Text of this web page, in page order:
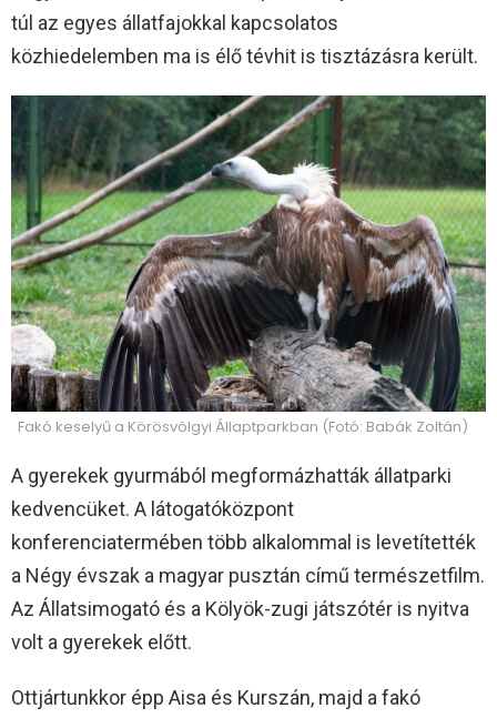
túl az egyes állatfajokkal kapcsolatos
közhiedelemben ma is élő tévhit is tisztázásra került.
Fakó keselyű a Körösvölgyi Állaptparkban (Fotó: Babák Zoltán)
A gyerekek gyurmából megformázhatták állatparki
kedvencüket. A látogatóközpont
konferenciatermében több alkalommal is levetítették
a Négy évszak a magyar pusztán című természetfilm.
Az Állatsimogató és a Kölyök-zugi játszótér is nyitva
volt a gyerekek előtt.
Ottjártunkkor épp Aisa és Kurszán, majd a fakó